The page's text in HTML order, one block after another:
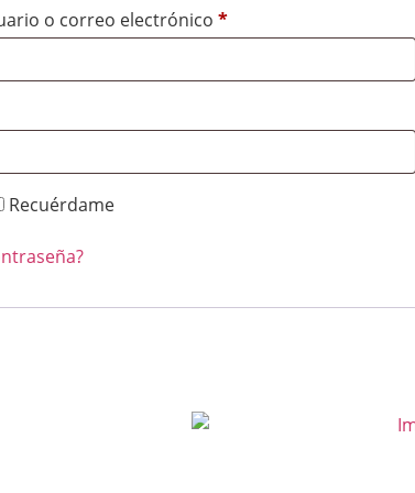
o correo electrónico *
Recuérdame